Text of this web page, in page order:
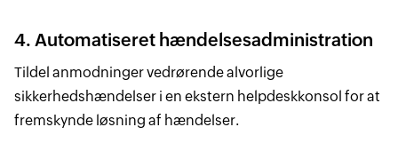
4. Automatiseret hændelsesadministration
Tildel anmodninger vedrørende alvorlige
sikkerhedshændelser i en ekstern helpdeskkonsol for at
fremskynde løsning af hændelser.